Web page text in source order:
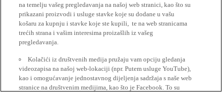
na temelju vašeg pregledavanja na našoj web stranici, kao što su
prikazani proizvodi i usluge stavke koje su dodane u vašu
košaru za kupnju i stavke koje ste kupili, te na web stranicama
trećih strana i vašim interesima proizašlih iz vašeg
pregledavanja.
Kolačići iz društvenih medija pružaju vam opciju gledanja
videozapisa na našoj web-lokaciji (npr. Putem usluge YouTube),
kao i omogućavanje jednostavnog dijeljenja sadržaja s naše web
stranice na društvenim medijima, kao što je Facebook. To su